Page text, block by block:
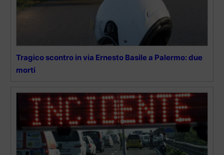
Tragico scontro in via Ernesto Basile a Palermo: due
morti